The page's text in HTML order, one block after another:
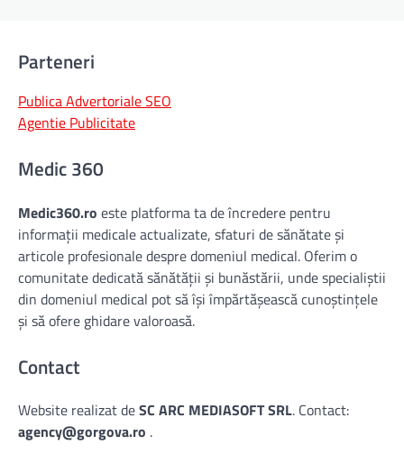
Parteneri
Publica Advertoriale SEO
Agentie Publicitate
Medic 360
Medic360.ro este platforma ta de încredere pentru
informații medicale actualizate, sfaturi de sănătate și
articole profesionale despre domeniul medical. Oferim o
comunitate dedicată sănătății și bunăstării, unde specialiștii
din domeniul medical pot să își împărtășească cunoștințele
și să ofere ghidare valoroasă.
Contact
Website realizat deSC ARC MEDIASOFT SRL. Contact:
agency@gorgova.ro .